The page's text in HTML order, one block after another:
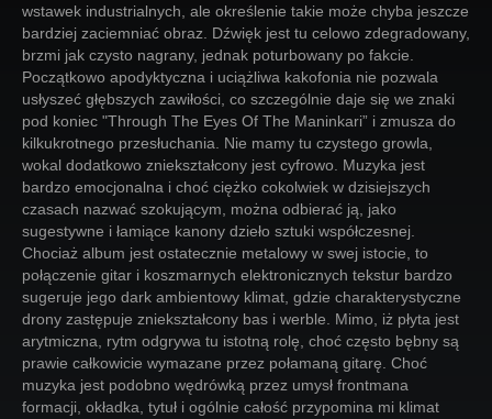
wstawek industrialnych, ale określenie takie może chyba jeszcze
bardziej zaciemniać obraz. Dźwięk jest tu celowo zdegradowany,
brzmi jak czysto nagrany, jednak poturbowany po fakcie.
Początkowo apodyktyczna i uciążliwa kakofonia nie pozwala
usłyszeć głębszych zawiłości, co szczególnie daje się we znaki
pod koniec "Through The Eyes Of The Maninkari” i zmusza do
kilkukrotnego przesłuchania. Nie mamy tu czystego growla,
wokal dodatkowo zniekształcony jest cyfrowo. Muzyka jest
bardzo emocjonalna i choć ciężko cokolwiek w dzisiejszych
czasach nazwać szokującym, można odbierać ją, jako
sugestywne i łamiące kanony dzieło sztuki współczesnej.
Chociaż album jest ostatecznie metalowy w swej istocie, to
połączenie gitar i koszmarnych elektronicznych tekstur bardzo
sugeruje jego dark ambientowy klimat, gdzie charakterystyczne
drony zastępuje zniekształcony bas i werble. Mimo, iż płyta jest
arytmiczna, rytm odgrywa tu istotną rolę, choć często bębny są
prawie całkowicie wymazane przez połamaną gitarę. Choć
muzyka jest podobno wędrówką przez umysł frontmana
formacji, okładka, tytuł i ogólnie całość przypomina mi klimat